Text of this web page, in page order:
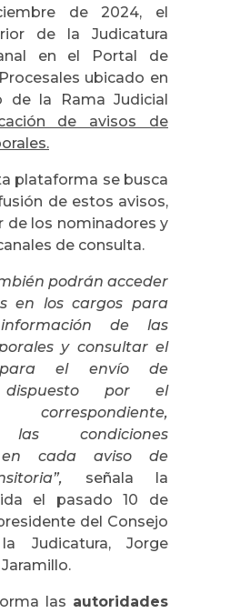
de 2024, el
de la Judicatura
en el Portal de
ubicado en
de la Rama Judicial
de avisos de
plataforma se busca
de estos avisos,
de los nominadores y
de consulta.
podrán acceder
en los cargos para
de las
y consultar el
para el envío de
dispuesto por el
las condiciones
en cada aviso de
señala la
el pasado 10 de
del Consejo
Judicatura, Jorge
las autoridades